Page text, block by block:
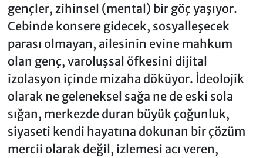
gençler, zihinsel (mental) bir göç yaşıyor.
Cebinde konsere gidecek, sosyalleşecek
parası olmayan, ailesinin evine mahkum
olan genç, varoluşsal öfkesini dijital
izolasyon içinde mizaha döküyor. İdeolojik
olarak ne geleneksel sağa ne de eski sola
sığan, merkezde duran büyük çoğunluk,
siyaseti kendi hayatına dokunan bir çözüm
mercii olarak değil, izlemesi acı veren,